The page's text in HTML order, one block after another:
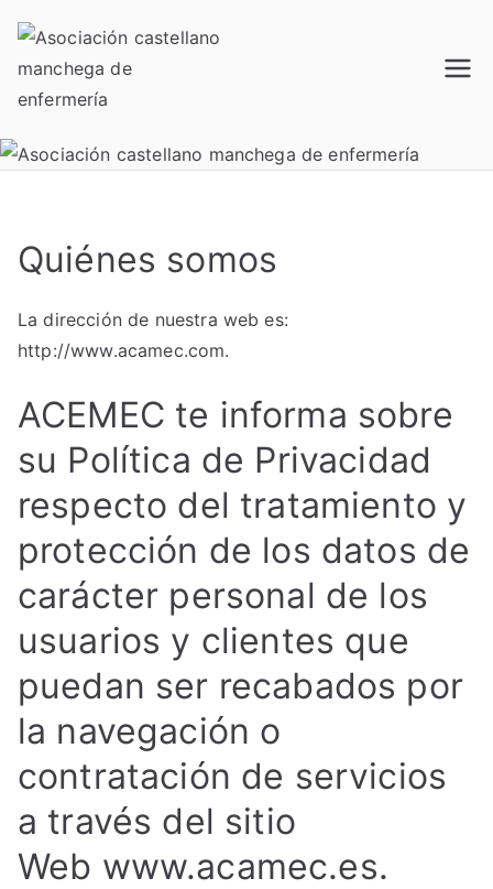
contenido
Quiénes somos
La dirección de nuestra web es:
http://www.acamec.com.
ACEMEC te informa sobre
su Política de Privacidad
respecto del tratamiento y
protección de los datos de
carácter personal de los
usuarios y clientes que
puedan ser recabados por
la navegación o
contratación de servicios
a través del sitio
Web www.acamec.es.